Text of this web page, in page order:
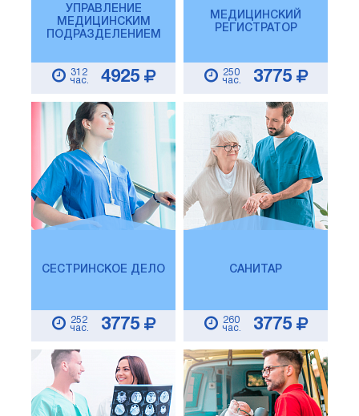
УПРАВЛЕНИЕ
МЕДИЦИНСКИМ
ПОДРАЗДЕЛЕНИЕМ
312
час.
4925
МЕДИЦИНСКИЙ
РЕГИСТРАТОР
250
час.
3775
СЕСТРИНСКОЕ ДЕЛО
252
час.
3775
САНИТАР
260
час.
3775